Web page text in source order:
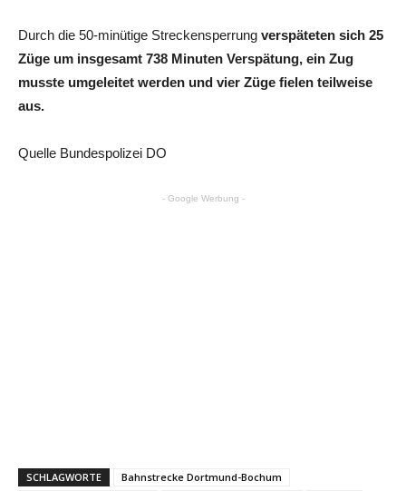
Durch die 50-minütige Streckensperrung verspäteten sich 25
Züge um insgesamt 738 Minuten Verspätung, ein Zug
musste umgeleitet werden und vier Züge fielen teilweise
aus.
Quelle Bundespolizei DO
- Google Werbung -
SCHLAGWORTE Bahnstrecke Dortmund-Bochum